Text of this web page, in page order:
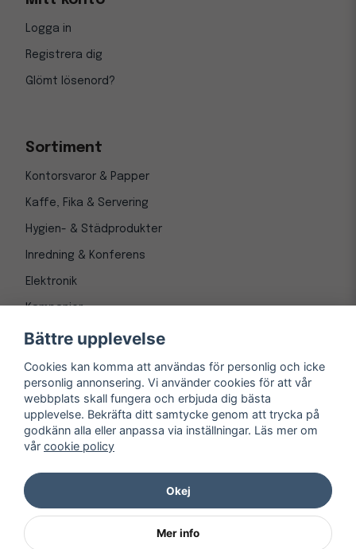
Logga in
Registrera dig
Glömt lösenord?
Sortiment
Kontorsvaror & Papper
Kaffe, Fika & Servering
Hygien- & Städprodukter
Inredning & Konferens
Elektronik
Kampanjer
© Copyright 1997-2026
Bättre upplevelse
Cookies kan komma att användas för personlig och icke
personlig annonsering. Vi använder cookies för att vår
webbplats skall fungera och erbjuda dig bästa
upplevelse. Bekräfta ditt samtycke genom att trycka på
godkänn alla eller anpassa via inställningar. Läs mer om
vår cookie policy
Okej
Mer info